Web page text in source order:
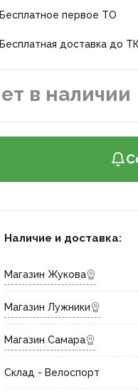
Бесплатное первое ТО
Бесплатная доставка до ТК
в наличии
Наличие и доставка:
Магазин Жукова
Магазин Лужники
Магазин Самара
Склад - Велоспорт